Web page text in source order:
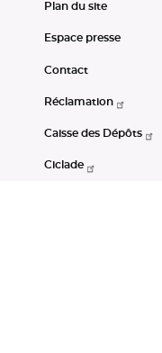
Plan du site
Espace presse
Contact
Réclamation
Caisse des Dépôts
Ciclade